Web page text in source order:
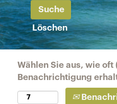
Löschen
Wählen Sie aus, wie oft
Benachrichtigung